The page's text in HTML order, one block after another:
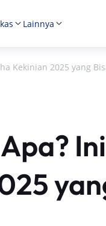
Lainnya
Kekinian 2025 yang